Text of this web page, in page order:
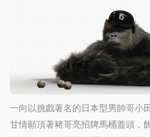
一向以挑戲著名的日本型男帥哥小
甘情願頂著豬哥亮招牌馬桶蓋頭，